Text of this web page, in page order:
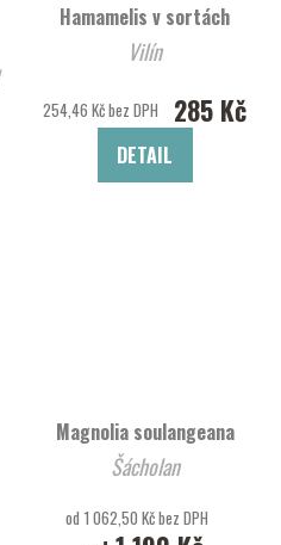
Hamamelis v sortách
Vilín
254,46 Kč bez DPH 285 Kč
DETAIL
Magnolia soulangeana
Šácholan
od 1 062,50 Kč bez DPH